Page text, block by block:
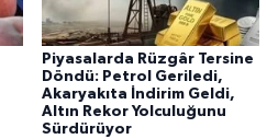
Piyasalarda Rüzgâr Tersine
Döndü: Petrol Geriledi,
Akaryakıta İndirim Geldi,
Altın Rekor Yolculuğunu
Sürdürüyor